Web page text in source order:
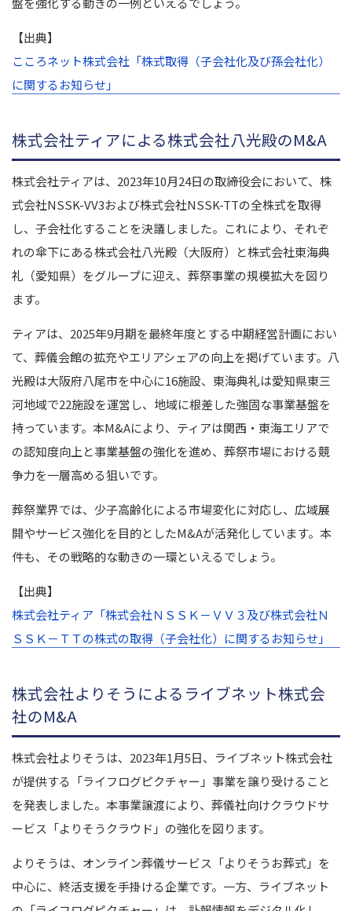
【出典】
こころネット株式会社「株式取得（子会社化及び孫会社化）
に関するお知らせ」
株式会社ティアによる株式会社八光殿のM&A
株式会社ティアは、2023年10月24日の取締役会において、株
式会社NSSK-VV3および株式会社NSSK-TTの全株式を取得
し、子会社化することを決議しました。これにより、それぞ
れの傘下にある株式会社八光殿（大阪府）と株式会社東海典
礼（愛知県）をグループに迎え、葬祭事業の規模拡大を図り
ます。
ティアは、2025年9月期を最終年度とする中期経営計画におい
て、葬儀会館の拡充やエリアシェアの向上を掲げています。八
光殿は大阪府八尾市を中心に16施設、東海典礼は愛知県東三
河地域で22施設を運営し、地域に根差した強固な事業基盤を
持っています。本M&Aにより、ティアは関西・東海エリアで
の認知度向上と事業基盤の強化を進め、葬祭市場における競
争力を一層高める狙いです。
葬祭業界では、少子高齢化による市場変化に対応し、広域展
開やサービス強化を目的としたM&Aが活発化しています。本
件も、その戦略的な動きの一環といえるでしょう。
【出典】
株式会社ティア「株式会社ＮＳＳＫ－ＶＶ３及び株式会社Ｎ
ＳＳＫ－ＴＴの株式の取得（子会社化）に関するお知らせ」
株式会社よりそうによるライブネット株式会
社のM&A
株式会社よりそうは、2023年1月5日、ライブネット株式会社
が提供する「ライフログピクチャー」事業を譲り受けること
を発表しました。本事業譲渡により、葬儀社向けクラウドサ
ービス「よりそうクラウド」の強化を図ります。
よりそうは、オンライン葬儀サービス「よりそうお葬式」を
中心に、終活支援を手掛ける企業です。一方、ライブネット